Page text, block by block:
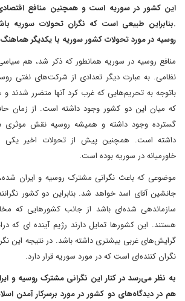
این کشور در سوریه است و همچنین منافع
.بنابراین طبیعی است که نگران تحولات سوریه
روسیه در مورد تحولات کشور سوریه با یکدیگر
منافع روسیه در سوریه همانطور که ذکر شد، هم
نظامی. به عبارت دیگر تعدادی از شرکت‌های نفتی
باتوجه به تحریم‌هایی که غرب کرد آنها متضرر شدند
که میان این دو کشور وجود داشته است. از زمان
گسترده وجود داشته و همیشه روسیه نقش موثری
داشته است. همچنین پیش از تحولات اخیر یکی
خاورمیانه در سوریه بوده است.
موضوعی که باعث نگرانی مشترک روسیه و ایران
جانشین آقای اسد خواهد شد. بنابراین دو کشور
سازماندهی شده‌ای باشد از جانب کشورهایی که
هستند. این کشورها تمایل دارند رژیم آینده ای که
گرایش‌های غربی بیشتری داشته باشد. در نتیجه این
نگران کننده‌ای است که در مورد سوریه قرار دارد.
به نظر می‌رسد در کنار این نگرانی مشترک روسیه و
هم در دیدگاه‌های دو کشور در مورد برسرکار آمدن